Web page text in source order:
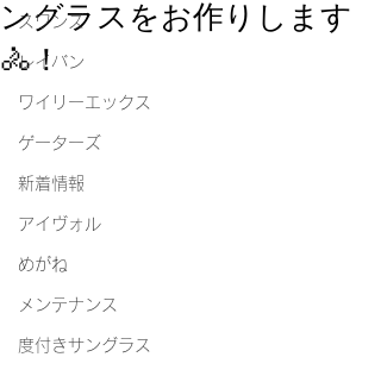
スワンズ
レイバン
ワイリーエックス
ゲーターズ
新着情報
アイヴォル
めがね
メンテナンス
度付きサングラス
ングラスをお作りします
🚴！